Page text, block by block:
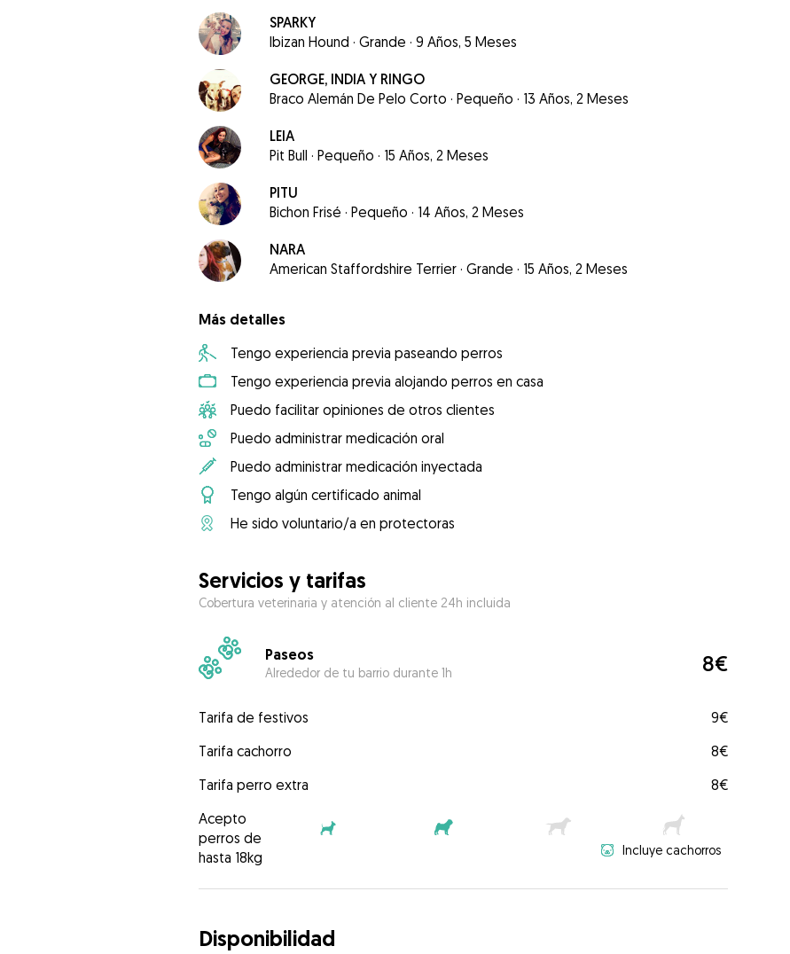
SPARKY
Ibizan Hound · Grande · 9 Años, 5 Meses
GEORGE, INDIA Y RINGO
Braco Alemán De Pelo Corto · Pequeño · 13 Años, 2 Meses
LEIA
Pit Bull · Pequeño · 15 Años, 2 Meses
PITU
Bichon Frisé · Pequeño · 14 Años, 2 Meses
NARA
American Staffordshire Terrier · Grande · 15 Años, 2 Meses
Más detalles
Tengo experiencia previa paseando perros
Tengo experiencia previa alojando perros en casa
Puedo facilitar opiniones de otros clientes
Puedo administrar medicación oral
Puedo administrar medicación inyectada
Tengo algún certificado animal
He sido voluntario/a en protectoras
Servicios y tarifas
Cobertura veterinaria y atención al cliente 24h incluida
Paseos
Alrededor de tu barrio durante 1h 8€
Tarifa de festivos
9€
Tarifa cachorro
8€
Tarifa perro extra
8€
Acepto
perros de
hasta 18kg
Incluye cachorros
Disponibilidad